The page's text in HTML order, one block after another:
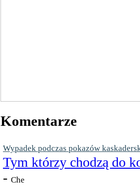
Komentarze
Wypadek podczas pokazów
Tym którzy chodzą do
- Che